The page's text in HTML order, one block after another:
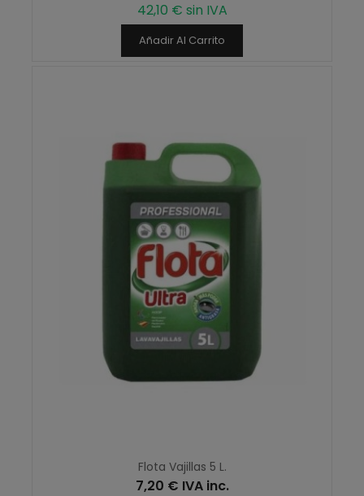
42,10 € sin IVA
Añadir Al Carrito
Flota Vajillas 5 L.
7,20 € IVA inc.